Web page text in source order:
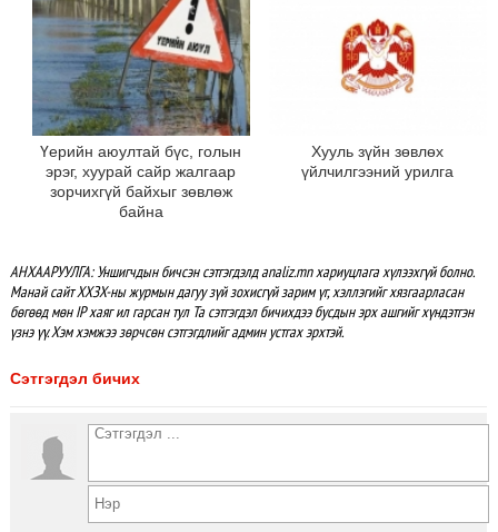
Үерийн аюултай бүс, голын
эрэг, хуурай сайр жалгаар
зорчихгүй байхыг зөвлөж
байна
Хууль зүйн зөвлөх
үйлчилгээний урилга
АНХААРУУЛГА: Уншигчдын бичсэн сэтгэгдэлд analiz.mn хариуцлага хүлээхгүй болно.
Манай сайт ХХЗХ-ны журмын дагуу зүй зохисгүй зарим үг, хэллэгийг хязгаарласан
бөгөөд мөн IP хаяг ил гарсан тул Та сэтгэгдэл бичихдээ бусдын эрх ашгийг хүндэтгэн
үзнэ үү. Хэм хэмжээ зөрчсөн сэтгэгдлийг админ устгах эрхтэй.
Сэтгэгдэл бичих